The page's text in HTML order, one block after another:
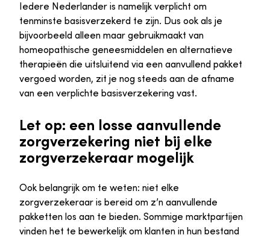
Iedere Nederlander is namelijk verplicht om
tenminste basisverzekerd te zijn. Dus ook als je
bijvoorbeeld alleen maar gebruikmaakt van
homeopathische geneesmiddelen en alternatieve
therapieën die uitsluitend via een aanvullend pakket
vergoed worden, zit je nog steeds aan de afname
van een verplichte basisverzekering vast.
Let op: een losse aanvullende
zorgverzekering niet bij elke
zorgverzekeraar mogelijk
Ook belangrijk om te weten: niet elke
zorgverzekeraar is bereid om z’n aanvullende
pakketten los aan te bieden. Sommige marktpartijen
vinden het te bewerkelijk om klanten in hun bestand